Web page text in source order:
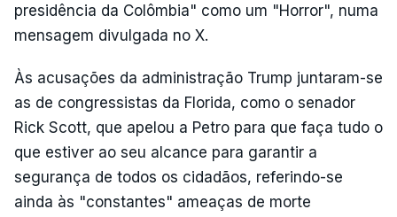
presidência da Colômbia" como um "Horror", numa
mensagem divulgada no X.
Às acusações da administração Trump juntaram-se
as de congressistas da Florida, como o senador
Rick Scott, que apelou a Petro para que faça tudo o
que estiver ao seu alcance para garantir a
segurança de todos os cidadãos, referindo-se
ainda às "constantes" ameaças de morte